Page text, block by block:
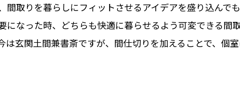
間取りを暮らしにフィットさせるアイデアを盛り込んで
になった時、どちらも快適に暮らせるよう可変できる間
は玄関土間兼書斎ですが、間仕切りを加えることで、個